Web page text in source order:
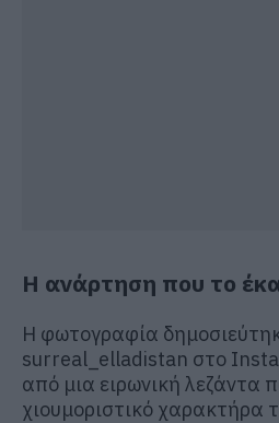
Η ανάρτηση που το
Η φωτογραφία
surreal_elladistan στο
από μια ειρωνική λεζάντα
χιουμοριστικό χαρακτήρα